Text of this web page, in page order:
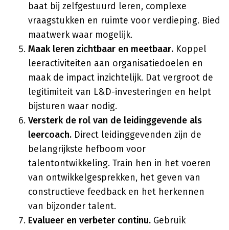
baat bij zelfgestuurd leren, complexe
vraagstukken en ruimte voor verdieping. Bied
maatwerk waar mogelijk.
Maak leren zichtbaar en meetbaar. Koppel
leeractiviteiten aan organisatiedoelen en
maak de impact inzichtelijk. Dat vergroot de
legitimiteit van L&D-investeringen en helpt
bijsturen waar nodig.
Versterk de rol van de leidinggevende als
leercoach. Direct leidinggevenden zijn de
belangrijkste hefboom voor
talentontwikkeling. Train hen in het voeren
van ontwikkelgesprekken, het geven van
constructieve feedback en het herkennen
van bijzonder talent.
Evalueer en verbeter continu. Gebruik